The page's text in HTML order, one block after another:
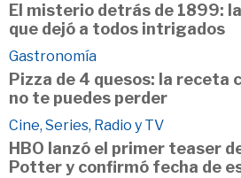
El misterio detrás de 1899:
que dejó a todos intrigados
Gastronomía
Pizza de 4 quesos: la receta
no te puedes perder
Cine, Series, Radio y TV
HBO lanzó el primer teaser
Potter y confirmó fecha de